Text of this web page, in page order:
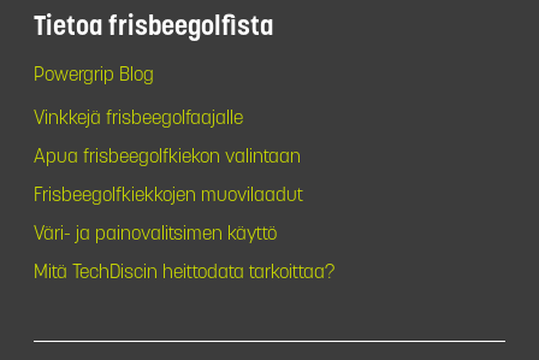
Tietoa frisbeegolfista
Powergrip Blog
Vinkkejä frisbeegolfaajalle
Apua frisbeegolfkiekon valintaan
Frisbeegolfkiekkojen muovilaadut
Väri- ja painovalitsimen käyttö
Mitä TechDiscin heittodata tarkoittaa?